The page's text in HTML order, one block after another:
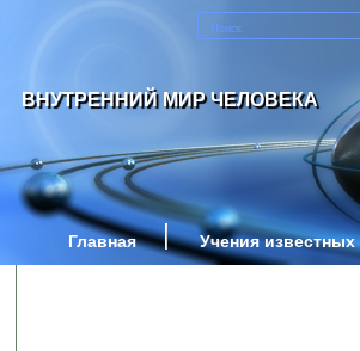
ВНУТРЕННИЙ МИР ЧЕЛОВЕКА
Главная Учения